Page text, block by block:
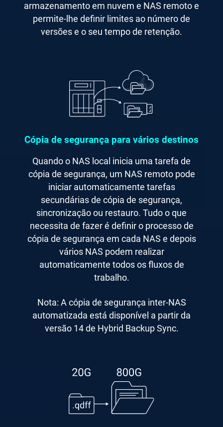
armazenamento em nuvem e NAS remoto e
permite-lhe definir limites ao número de
versões e o seu tempo de retenção.
Cópia de segurança para vários destinos
Quando o NAS local inicia uma tarefa de
cópia de segurança, um NAS remoto pode
iniciar automaticamente tarefas
secundárias de cópia de segurança,
sincronização ou restauro. Tudo o que
necessita de fazer é definir o processo de
cópia de segurança em cada NAS e depois
vários NAS podem realizar
automaticamente todos os fluxos de
trabalho.
Nota: A cópia de segurança inter-NAS
automatizada está disponível a partir da
versão 14 de Hybrid Backup Sync.